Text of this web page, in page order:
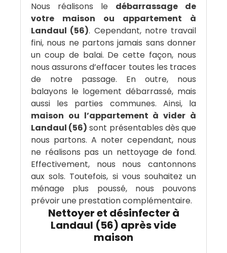
Nous réalisons le débarrassage de
votre maison ou appartement à
Landaul (56). Cependant, notre travail
fini, nous ne partons jamais sans donner
un coup de balai. De cette façon, nous
nous assurons d’effacer toutes les traces
de notre passage. En outre, nous
balayons le logement débarrassé, mais
aussi les parties communes. Ainsi, la
maison ou l’appartement à vider à
Landaul (56) sont présentables dès que
nous partons. A noter cependant, nous
ne réalisons pas un nettoyage de fond.
Effectivement, nous nous cantonnons
aux sols. Toutefois, si vous souhaitez un
ménage plus poussé, nous pouvons
prévoir une prestation complémentaire.
Nettoyer et désinfecter à
Landaul (56) après vide
maison